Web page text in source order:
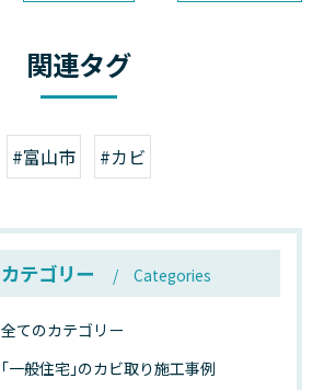
関連タグ
#富山市 #カビ
カテゴリー Categories
全てのカテゴリー
｢一般住宅｣のカビ取り施工事例